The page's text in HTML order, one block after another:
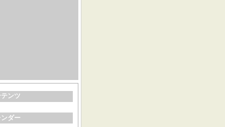
テンツ
ンダー